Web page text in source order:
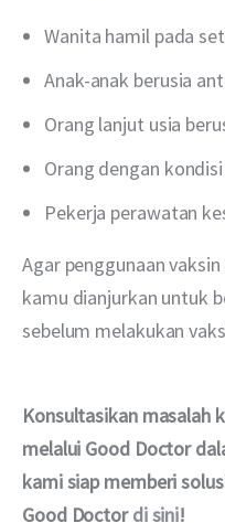
Wanita hamil pada
Anak-anak berusia
Orang lanjut usia
Orang dengan
Pekerja perawatan
Agar penggunaan
kamu dianjurkan untuk
sebelum melakukan
Konsultasikan masalah
melalui Good Doctor
kami siap memberi
Good Doctor di sini!